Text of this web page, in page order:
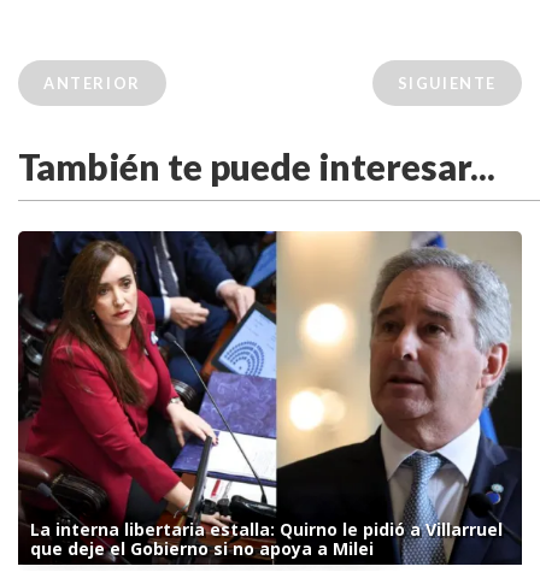
ANTERIOR SIGUIENTE
También te puede interesar...
La interna libertaria estalla: Quirno le pidió a Villarruel
que deje el Gobierno si no apoya a Milei